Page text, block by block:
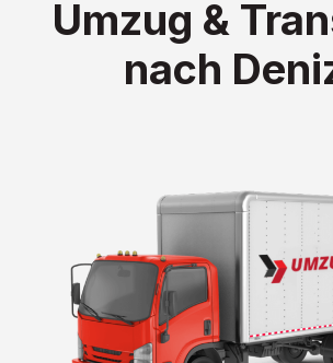
Umzug &
nach